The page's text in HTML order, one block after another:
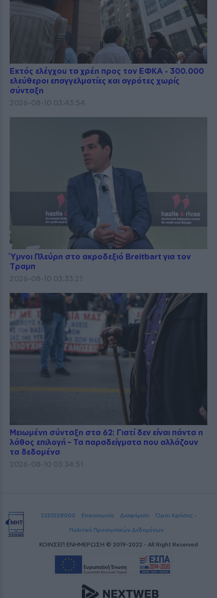
Εκτός ελέγχου τα χρέη προς τον ΕΦΚΑ - 300.000
ελεύθεροι επαγγελματίες και αγρότες χωρίς
σύνταξη
2026-08-10 03:43:54
Ύμνοι Πλεύρη στο ακροδεξιό Breitbart για τον
Τραμπ
2026-08-10 03:33:21
Μειωμένη σύνταξη στα 62: Γιατί δεν είναι πάντα η
λάθος επιλογή – Τα παραδείγματα που αλλάζουν
τα δεδομένα
2026-08-10 03:34:51
2251028000 Επικοινωνία Διαφήμιση
Όροι Χρήσης -
Πολιτική Προσωπικών Δεδομένων
ΚΟΙΝΣΕΠ ΕΝΗΜΕΡΩΣΗ © 2019-2022 - All Right Reserved